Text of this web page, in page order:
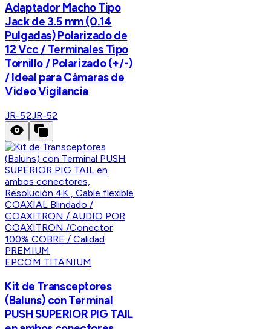
Adaptador Macho Tipo
Jack de 3.5 mm (0.14
Pulgadas) Polarizado de
12 Vcc / Terminales Tipo
Tornillo / Polarizado (+/-)
/ Ideal para Cámaras de
Video Vigilancia
JR-52JR-52
EPCOM TITANIUM
Kit de Transceptores
(Baluns) con Terminal
PUSH SUPERIOR PIG TAIL